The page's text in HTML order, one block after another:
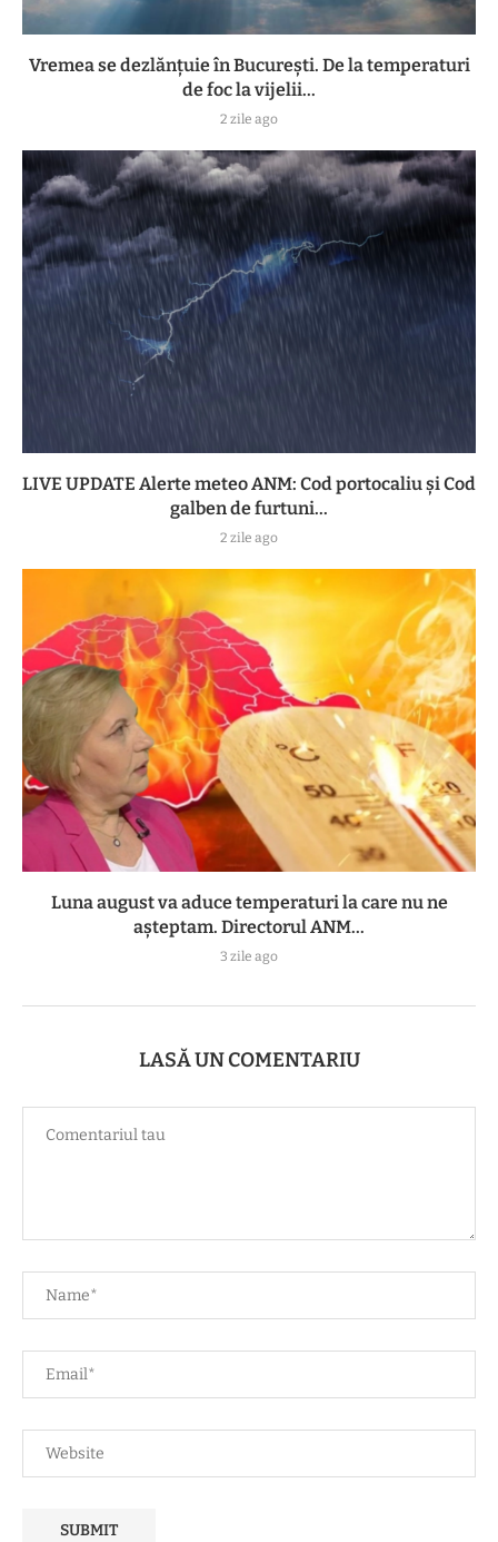
Vremea se dezlănțuie în București. De la temperaturi
de foc la vijelii...
2 zile ago
LIVE UPDATE Alerte meteo ANM: Cod portocaliu și Cod
galben de furtuni...
2 zile ago
Luna august va aduce temperaturi la care nu ne
așteptam. Directorul ANM...
3 zile ago
LASĂ UN COMENTARIU